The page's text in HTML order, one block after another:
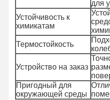
для
Устойчивость к
химикатам
Термостойкость
Устройство на заказ
Пригодный для
окружающей среды